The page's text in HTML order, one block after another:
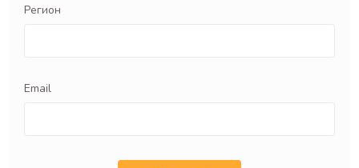
Регион
Email